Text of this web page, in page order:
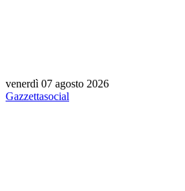
venerdì 07 agosto 2026
Gazzettasocial